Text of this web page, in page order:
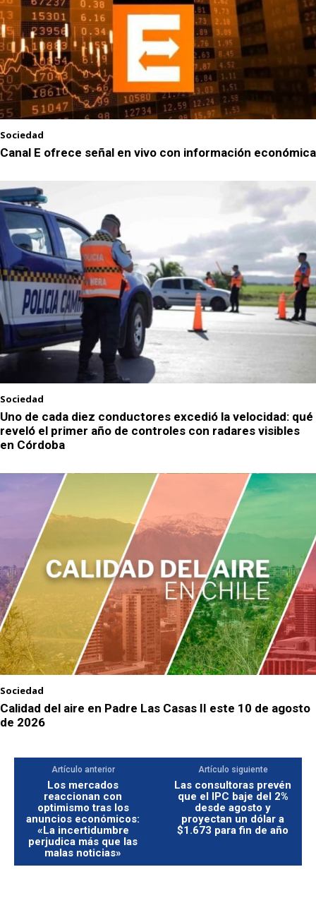
Sociedad
Canal E ofrece señal en vivo con información económica
Sociedad
Uno de cada diez conductores excedió la velocidad: qué
reveló el primer año de controles con radares visibles
en Córdoba
Sociedad
Calidad del aire en Padre Las Casas II este 10 de agosto
de 2026
Artículo anterior
Los mercados
reaccionan con
optimismo tras los
anuncios económicos:
«La incertidumbre
perjudica más que las
malas noticias»
Artículo siguiente
Las consultoras prevén
que el IPC baje del 2%
desde agosto y
proyectan un dólar a
$1.673 para fin de año